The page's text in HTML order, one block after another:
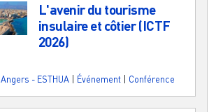
L'avenir du tourisme
insulaire et côtier (ICTF
2026)
Angers - ESTHUA Événement Conférence